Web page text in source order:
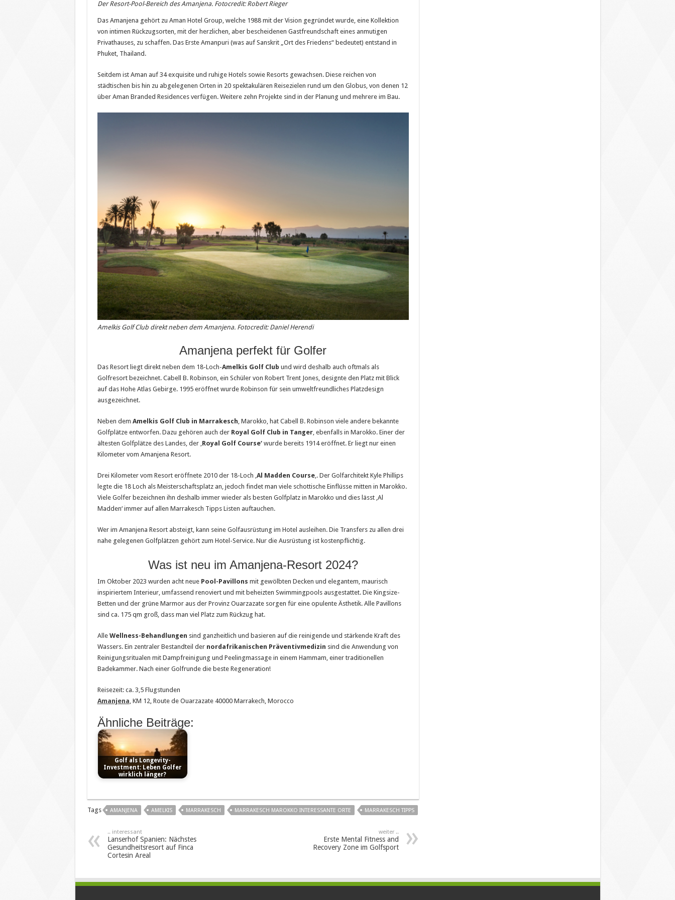
Der Resort-Pool-Bereich des Amanjena. Fotocredit: Robert Rieger
Das Amanjena gehört zu Aman Hotel Group, welche 1988 mit der Vision gegründet wurde, eine Kollektion
von intimen Rückzugsorten, mit der herzlichen, aber bescheidenen Gastfreundschaft eines anmutigen
Privathauses, zu schaffen. Das Erste Amanpuri (was auf Sanskrit „Ort des Friedens“ bedeutet) entstand in
Phuket, Thailand.
Seitdem ist Aman auf 34 exquisite und ruhige Hotels sowie Resorts gewachsen. Diese reichen von
städtischen bis hin zu abgelegenen Orten in 20 spektakulären Reisezielen rund um den Globus, von denen 12
über Aman Branded Residences verfügen. Weitere zehn Projekte sind in der Planung und mehrere im Bau.
Amelkis Golf Club direkt neben dem Amanjena. Fotocredit: Daniel Herendi
Amanjena perfekt für Golfer
Das Resort liegt direkt neben dem 18-Loch-Amelkis Golf Club und wird deshalb auch oftmals als
Golfresort bezeichnet. Cabell B. Robinson, ein Schüler von Robert Trent Jones, designte den Platz mit Blick
auf das Hohe Atlas Gebirge. 1995 eröffnet wurde Robinson für sein umweltfreundliches Platzdesign
ausgezeichnet.
Neben dem Amelkis Golf Club in Marrakesch, Marokko, hat Cabell B. Robinson viele andere bekannte
Golfplätze entworfen. Dazu gehören auch der Royal Golf Club in Tanger, ebenfalls in Marokko. Einer der
ältesten Golfplätze des Landes, der ‚Royal Golf Course‘wurde bereits 1914 eröffnet. Er liegt nur einen
Kilometer vom Amanjena Resort.
Drei Kilometer vom Resort eröffnete 2010 der 18-Loch ‚Al Madden Course‚. Der Golfarchitekt Kyle Phillips
legte die 18 Loch als Meisterschaftsplatz an, jedoch findet man viele schottische Einflüsse mitten in Marokko.
Viele Golfer bezeichnen ihn deshalb immer wieder als besten Golfplatz in Marokko und dies lässt ‚Al
Madden‘ immer auf allen Marrakesch Tipps Listen auftauchen.
Wer im Amanjena Resort absteigt, kann seine Golfausrüstung im Hotel ausleihen. Die Transfers zu allen drei
nahe gelegenen Golfplätzen gehört zum Hotel-Service. Nur die Ausrüstung ist kostenpflichtig.
Was ist neu im Amanjena-Resort 2024?
Im Oktober 2023 wurden acht neue Pool-Pavillons mit gewölbten Decken und elegantem, maurisch
inspiriertem Interieur, umfassend renoviert und mit beheizten Swimmingpools ausgestattet. Die Kingsize-
Betten und der grüne Marmor aus der Provinz Ouarzazate sorgen für eine opulente Ästhetik. Alle Pavillons
sind ca. 175 qm groß, dass man viel Platz zum Rückzug hat.
Alle Wellness-Behandlungen sind ganzheitlich und basieren auf die reinigende und stärkende Kraft des
Wassers. Ein zentraler Bestandteil der nordafrikanischen Präventivmedizin sind die Anwendung von
Reinigungsritualen mit Dampfreinigung und Peelingmassage in einem Hammam, einer traditionellen
Badekammer. Nach einer Golfrunde die beste Regeneration!
Reisezeit: ca. 3,5 Flugstunden
Amanjena, KM 12, Route de Ouarzazate 40000 Marrakech, Morocco
Ähnliche Beiträge:
Golf als Longevity-
Investment: Leben Golfer
wirklich länger?
Tags AMANJENA AMELKIS MARRAKESCH MARRAKESCH MAROKKO INTERESSANTE ORTE MARRAKESCH TIPPS
.. interessant
Lanserhof Spanien: Nächstes
Gesundheitsresort auf Finca
Cortesin Areal
weiter ..
Erste Mental Fitness and
Recovery Zone im Golfsport